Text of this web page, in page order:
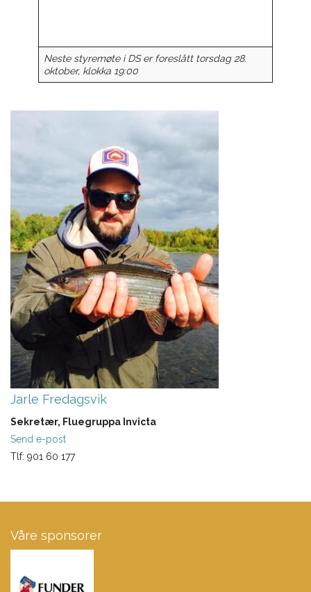
Neste styremøte i DS er foreslått torsdag 28.
oktober, klokka 19:00
Jarle Fredagsvik
Sekretær, Fluegruppa Invicta
Send e-post
Tlf: 901 60 177
Våre sponsorer